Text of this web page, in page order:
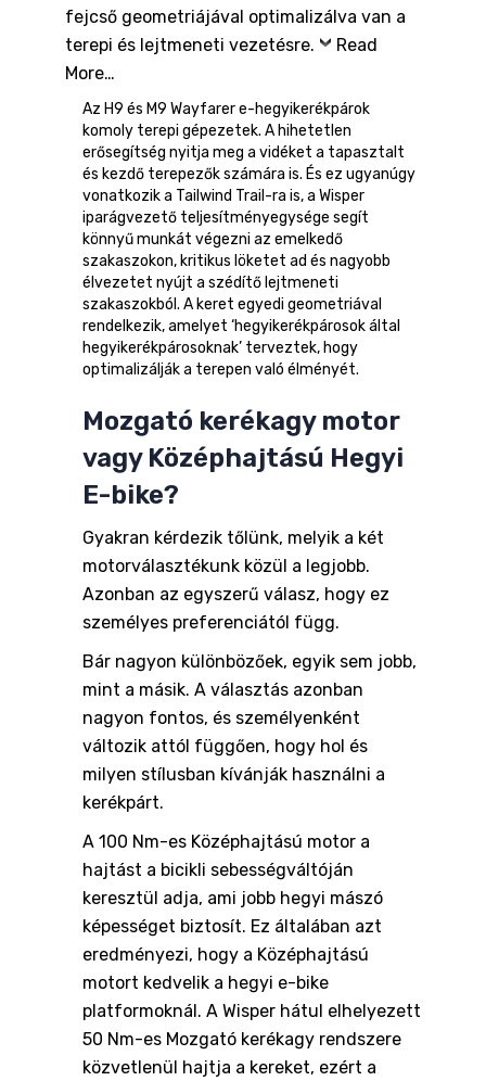
fejcső geometriájával optimalizálva van a
terepi és lejtmeneti vezetésre.
Read
More…
Az H9 és M9 Wayfarer e-hegyikerékpárok
komoly terepi gépezetek. A hihetetlen
erősegítség nyitja meg a vidéket a tapasztalt
és kezdő terepezők számára is. És ez ugyanúgy
vonatkozik a Tailwind Trail-ra is, a Wisper
iparágvezető teljesítményegysége segít
könnyű munkát végezni az emelkedő
szakaszokon, kritikus löketet ad és nagyobb
élvezetet nyújt a szédítő lejtmeneti
szakaszokból. A keret egyedi geometriával
rendelkezik, amelyet ‘hegyikerékpárosok által
hegyikerékpárosoknak’ terveztek, hogy
optimalizálják a terepen való élményét.
Mozgató kerékagy motor
vagy Középhajtású Hegyi
E-bike?
Gyakran kérdezik tőlünk, melyik a két
motorválasztékunk közül a legjobb.
Azonban az egyszerű válasz, hogy ez
személyes preferenciától függ.
Bár nagyon különbözőek, egyik sem jobb,
mint a másik. A választás azonban
nagyon fontos, és személyenként
változik attól függően, hogy hol és
milyen stílusban kívánják használni a
kerékpárt.
A 100 Nm-es Középhajtású motor a
hajtást a bicikli sebességváltóján
keresztül adja, ami jobb hegyi mászó
képességet biztosít. Ez általában azt
eredményezi, hogy a Középhajtású
motort kedvelik a hegyi e-bike
platformoknál. A Wisper hátul elhelyezett
50 Nm-es Mozgató kerékagy rendszere
közvetlenül hajtja a kereket, ezért a